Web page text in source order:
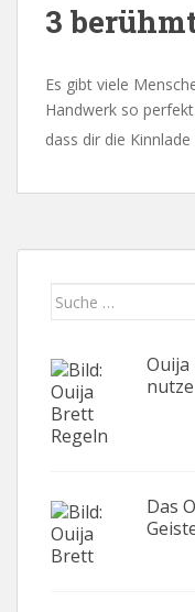
3
Es gibt viele
Handwerk so
dass dir die
Suche
Ouija
Das